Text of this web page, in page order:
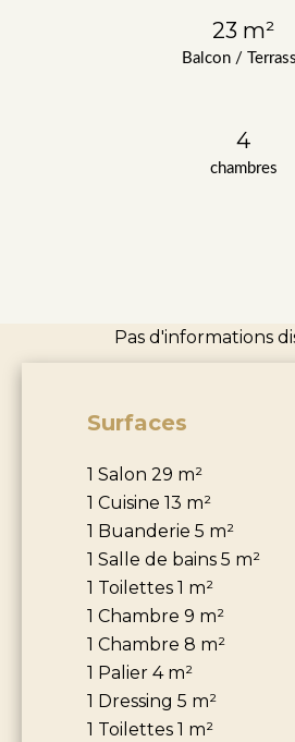
Balcon /
23 m²
chambres
4
Pas d'informations
Surfaces
1 Salon 29 m²
1 Cuisine 13 m²
1 Buanderie 5 m²
1 Salle de bains 5 m²
1 Toilettes 1 m²
1 Chambre 9 m²
1 Chambre 8 m²
1 Palier 4 m²
1 Dressing 5 m²
1 Toilettes 1 m²